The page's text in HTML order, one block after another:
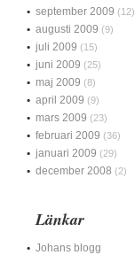
september 2009 (12)
augusti 2009 (9)
juli 2009 (15)
juni 2009 (25)
maj 2009 (8)
april 2009 (9)
mars 2009 (23)
februari 2009 (36)
januari 2009 (29)
december 2008 (2)
Länkar
Johans blogg